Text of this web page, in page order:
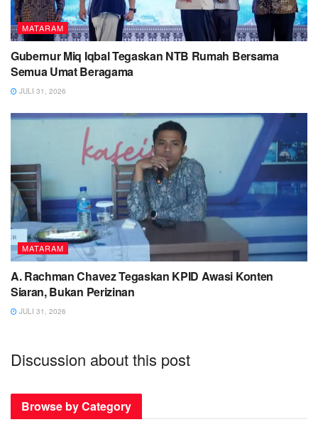
MATARAM
Gubernur Miq Iqbal Tegaskan NTB Rumah Bersama
Semua Umat Beragama
JULI 31, 2026
MATARAM
A. Rachman Chavez Tegaskan KPID Awasi Konten
Siaran, Bukan Perizinan
JULI 31, 2026
Discussion about this post
Browse by Category